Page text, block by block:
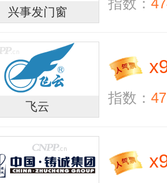
兴事发门窗
飞云
x
指数：
x